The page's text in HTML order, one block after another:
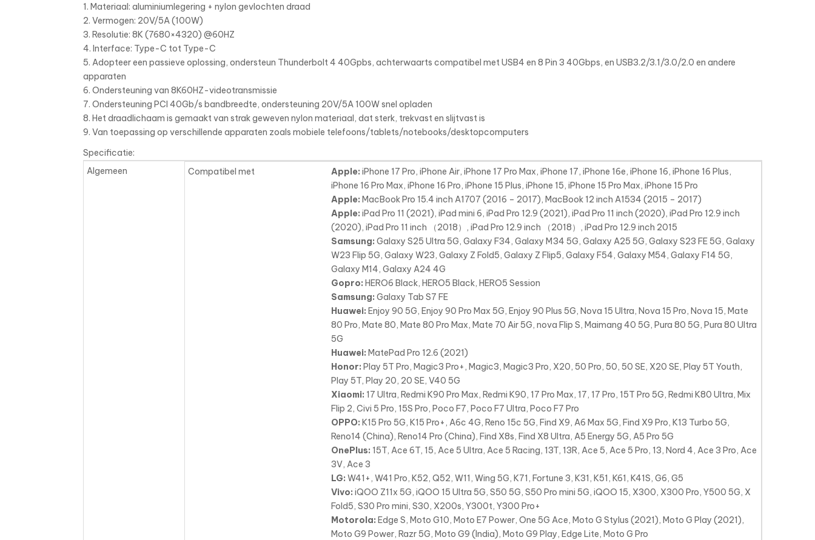
1. Materiaal: aluminiumlegering + nylon gevlochten draad
2. Vermogen: 20V/5A (100W)
3. Resolutie: 8K (7680×4320) @60HZ
4. Interface: Type-C tot Type-C
5. Adopteer een passieve oplossing, ondersteun Thunderbolt 4 40Gpbs, achterwaarts compatibel met USB4 en 8 Pin 3 40Gbps, en USB3.2/3.1/3.0/2.0 en andere
apparaten
6. Ondersteuning van 8K60HZ-videotransmissie
7. Ondersteuning PCI 40Gb/s bandbreedte, ondersteuning 20V/5A 100W snel opladen
8. Het draadlichaam is gemaakt van strak geweven nylon materiaal, dat sterk, trekvast en slijtvast is
9. Van toepassing op verschillende apparaten zoals mobiele telefoons/tablets/notebooks/desktopcomputers
Specificatie:
Algemeen
Compatibel met Apple: iPhone 17 Pro, iPhone Air, iPhone 17 Pro Max, iPhone 17, iPhone 16e, iPhone 16, iPhone 16 Plus,
iPhone 16 Pro Max, iPhone 16 Pro, iPhone 15 Plus, iPhone 15, iPhone 15 Pro Max, iPhone 15 Pro
Apple: MacBook Pro 15.4 inch A1707 (2016 – 2017), MacBook 12 inch A1534 (2015 – 2017)
Apple: iPad Pro 11 (2021), iPad mini 6, iPad Pro 12.9 (2021), iPad Pro 11 inch (2020), iPad Pro 12.9 inch
(2020), iPad Pro 11 inch （2018）, iPad Pro 12.9 inch （2018）, iPad Pro 12.9 inch 2015
Samsung: Galaxy S25 Ultra 5G, Galaxy F34, Galaxy M34 5G, Galaxy A25 5G, Galaxy S23 FE 5G, Galaxy
W23 Flip 5G, Galaxy W23, Galaxy Z Fold5, Galaxy Z Flip5, Galaxy F54, Galaxy M54, Galaxy F14 5G,
Galaxy M14, Galaxy A24 4G
Gopro: HERO6 Black, HERO5 Black, HERO5 Session
Samsung: Galaxy Tab S7 FE
Huawei: Enjoy 90 5G, Enjoy 90 Pro Max 5G, Enjoy 90 Plus 5G, Nova 15 Ultra, Nova 15 Pro, Nova 15, Mate
80 Pro, Mate 80, Mate 80 Pro Max, Mate 70 Air 5G, nova Flip S, Maimang 40 5G, Pura 80 5G, Pura 80 Ultra
5G
Huawei: MatePad Pro 12.6 (2021)
Honor: Play 5T Pro, Magic3 Pro+, Magic3, Magic3 Pro, X20, 50 Pro, 50, 50 SE, X20 SE, Play 5T Youth,
Play 5T, Play 20, 20 SE, V40 5G
Xiaomi: 17 Ultra, Redmi K90 Pro Max, Redmi K90, 17 Pro Max, 17, 17 Pro, 15T Pro 5G, Redmi K80 Ultra, Mix
Flip 2, Civi 5 Pro, 15S Pro, Poco F7, Poco F7 Ultra, Poco F7 Pro
OPPO: K15 Pro 5G, K15 Pro+, A6c 4G, Reno 15c 5G, Find X9, A6 Max 5G, Find X9 Pro, K13 Turbo 5G,
Reno14 (China), Reno14 Pro (China), Find X8s, Find X8 Ultra, A5 Energy 5G, A5 Pro 5G
OnePlus: 15T, Ace 6T, 15, Ace 5 Ultra, Ace 5 Racing, 13T, 13R, Ace 5, Ace 5 Pro, 13, Nord 4, Ace 3 Pro, Ace
3V, Ace 3
LG: W41+, W41 Pro, K52, Q52, W11, Wing 5G, K71, Fortune 3, K31, K51, K61, K41S, G6, G5
Vivo: iQOO Z11x 5G, iQOO 15 Ultra 5G, S50 5G, S50 Pro mini 5G, iQOO 15, X300, X300 Pro, Y500 5G, X
Fold5, S30 Pro mini, S30, X200s, Y300t, Y300 Pro+
Motorola: Edge S, Moto G10, Moto E7 Power, One 5G Ace, Moto G Stylus (2021), Moto G Play (2021),
Moto G9 Power, Razr 5G, Moto G9 (India), Moto G9 Play, Edge Lite, Moto G Pro